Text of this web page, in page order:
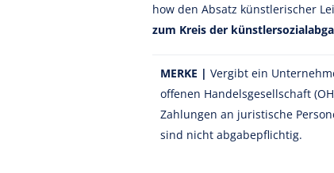
how den Absatz künstlerischer
zum Kreis der künstlersozialabga
MERKE | Vergibt ein
offenen Handelsgesellschaft
Zahlungen an juristische
sind nicht abgabepflichtig.